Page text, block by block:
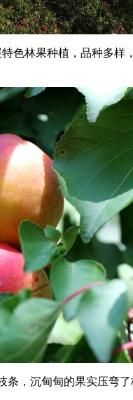
色林果种植，品种多
，沉甸甸的果实压弯